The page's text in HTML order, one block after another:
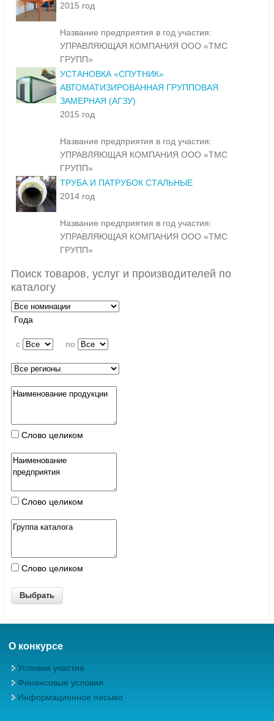
2015 год
Название предприятия в год участия:
УПРАВЛЯЮЩАЯ КОМПАНИЯ ООО «ТМС
ГРУПП»
УСТАНОВКА «СПУТНИК»
АВТОМАТИЗИРОВАННАЯ ГРУППОВАЯ
ЗАМЕРНАЯ (АГЗУ)
2015 год
Название предприятия в год участия:
УПРАВЛЯЮЩАЯ КОМПАНИЯ ООО «ТМС
ГРУПП»
ТРУБА И ПАТРУБОК СТАЛЬНЫЕ
2014 год
Название предприятия в год участия:
УПРАВЛЯЮЩАЯ КОМПАНИЯ ООО «ТМС
ГРУПП»
Поиск товаров, услуг и производителей по
каталогу
Года
c по
Слово целиком
Слово целиком
Слово целиком
О конкурсе
Условия участия
Финансовые условия
Информационное письмо